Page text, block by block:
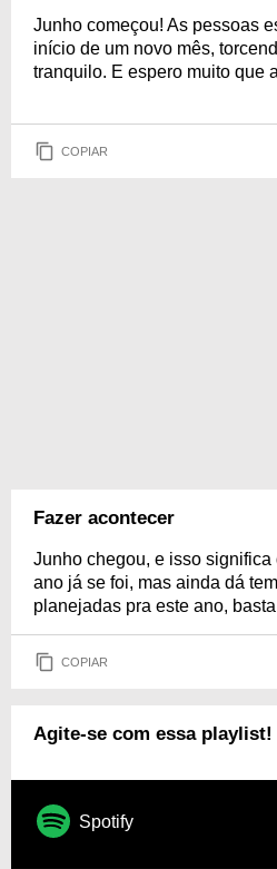
Junho começou! As pessoas
início de um novo mês,
tranquilo. E espero muito que
COPIAR
Fazer acontecer
Junho chegou, e isso
ano já se foi, mas ainda dá
planejadas pra este ano,
COPIAR
Agite-se com essa playlist!
Spotify